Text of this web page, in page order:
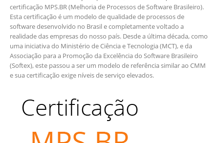
certificação MPS.BR (Melhoria de Processos de Software Brasileiro).
Esta certificação é um modelo de qualidade de processos de
software desenvolvido no Brasil e completamente voltado a
realidade das empresas do nosso país. Desde a última década, como
uma iniciativa do Ministério de Ciência e Tecnologia (MCT), e da
Associação para a Promoção da Excelência do Software Brasileiro
(Softex), este passou a ser um modelo de referência similar ao CMM
e sua certificação exige níveis de serviço elevados.